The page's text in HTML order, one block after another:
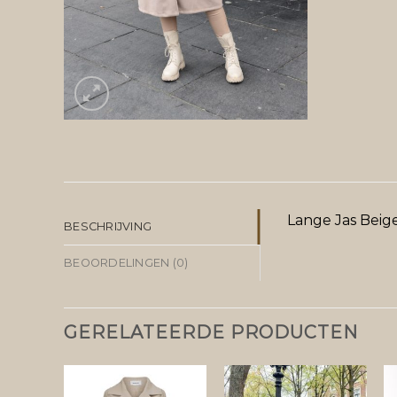
BESCHRIJVING
BEOORDELINGEN (0)
Lange Jas
GERELATEERDE PRODUCTEN